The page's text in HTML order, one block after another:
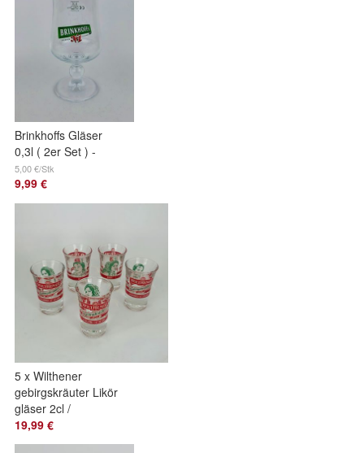
Brinkhoffs Gläser
0,3l ( 2er Set ) -
Sammler Brinkhoff
Biergläser Bier Glas
5,00 €/Stk
9,99 €
5 x Wilthener
gebirgskräuter Likör
gläser 2cl /
Schnapsgläser Shot
Gla36
19,99 €